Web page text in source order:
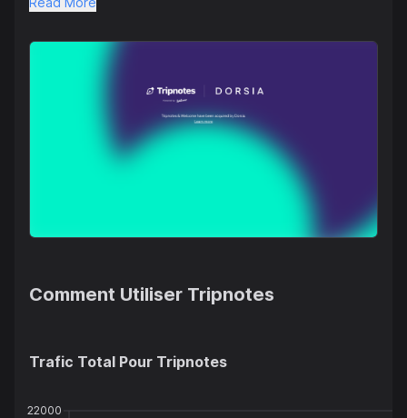
l'expérience de voyage pour toutes les parties
croissance dans l'industrie du voyage, positionnant ainsi
l'entreprise pour renforcer sa présence sur le marché.
Comment Utiliser Tripnotes
Trafic Total Pour Tripnotes
22000